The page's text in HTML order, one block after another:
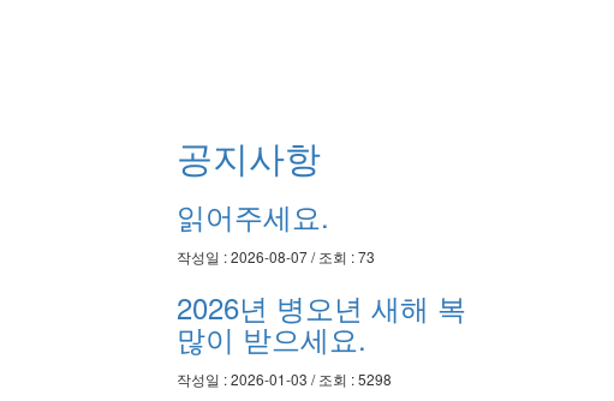
공지사항
읽어주세요.
작성일 : 2026-08-07 / 조회 : 73
2026년 병오년 새해 복
많이 받으세요.
작성일 : 2026-01-03 / 조회 : 5298